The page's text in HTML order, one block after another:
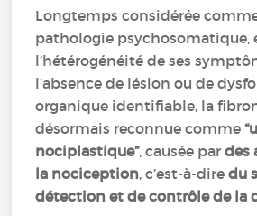
Longtemps considérée
pathologie psychosomatique,
l’hétérogénéité de ses
l’absence de lésion ou de
organique identifiable, la
désormais reconnue comme
nociplastique”, causée pardes
la nociception, c’est-à-diredu
détection et de contrôle de la